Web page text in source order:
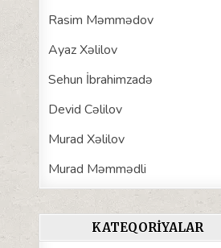
Rasim Məmmədov
Ayaz Xəlilov
Sehun İbrahimzadə
Devid Cəlilov
Murad Xəlilov
Murad Məmmədli
KATEQORIYALAR